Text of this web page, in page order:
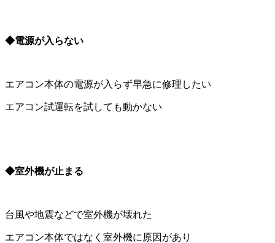
◆電源が入らない
エアコン本体の電源が入らず早急に修理したい
エアコン試運転を試しても動かない
◆室外機が止まる
台風や地震などで室外機が壊れた
エアコン本体ではなく室外機に原因があり